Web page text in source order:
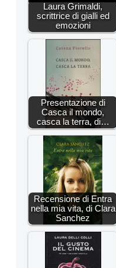
Laura Grimaldi,
scrittrice di gialli ed
emozioni
Presentazione di
Casca il mondo,
casca la terra, di…
Recensione di Entra
nella mia vita, di Clara
Sanchez